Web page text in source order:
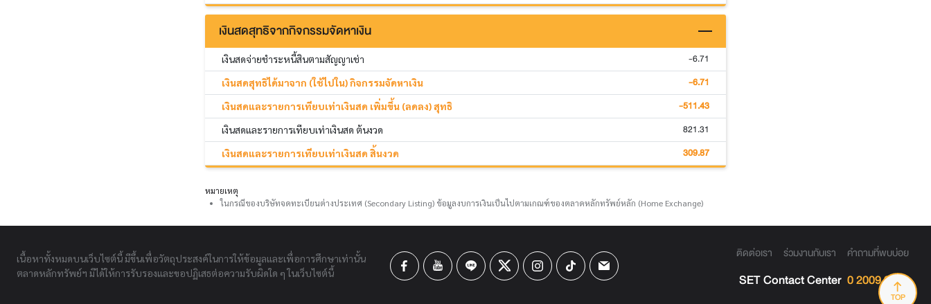
เงินสดสุทธิจากกิจกรรมจัดหาเงิน
เงินสดจ่ายชำระหนี้สินตามสัญญาเช่า -6.71
เงินสดสุทธิได้มาจาก (ใช้ไปใน) กิจกรรมจัดหาเงิน -6.71
เงินสดและรายการเทียบเท่าเงินสด เพิ่มขึ้น (ลดลง) สุทธิ -511.43
เงินสดและรายการเทียบเท่าเงินสด ต้นงวด 821.31
เงินสดและรายการเทียบเท่าเงินสด สิ้นงวด 309.87
หมายเหตุ
ในกรณีของบริษัทจดทะเบียนต่างประเทศ (Secondary Listing) ข้อมูลงบการเงินเป็นไปตามเกณฑ์ของตลาดหลักทรัพย์หลัก (Home Exchange)
TOP
เนื้อหาทั้งหมดบนเว็บไซต์นี้ มีขึ้นเพื่อวัตถุประสงค์ในการให้ข้อมูลและเพื่อการศึกษาเท่านั้น
ตลาดหลักทรัพย์ฯ มิได้ให้การรับรองและขอปฏิเสธต่อความรับผิดใด ๆ ในเว็บไซต์นี้
ติดต่อเรา ร่วมงานกับเรา คำถามที่พบบ่อย
SET Contact Center 0 2009 9999